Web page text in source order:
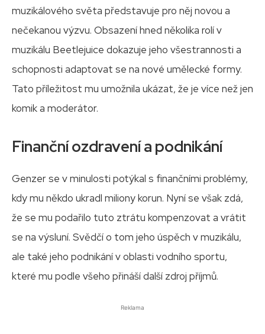
muzikálového světa představuje pro něj novou a
nečekanou výzvu. Obsazení hned několika rolí v
muzikálu Beetlejuice dokazuje jeho všestrannosti a
schopnosti adaptovat se na nové umělecké formy.
Tato příležitost mu umožnila ukázat, že je více než jen
komik a moderátor.
Finanční ozdravení a podnikání
Genzer se v minulosti potýkal s finančními problémy,
kdy mu někdo ukradl miliony korun. Nyní se však zdá,
že se mu podařilo tuto ztrátu kompenzovat a vrátit
se na výsluní. Svědčí o tom jeho úspěch v muzikálu,
ale také jeho podnikání v oblasti vodního sportu,
které mu podle všeho přináší další zdroj příjmů.
Reklama